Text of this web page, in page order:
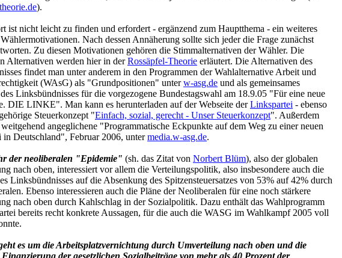
).
ist nicht leicht zu finden und erfordert - ergänzend zum Hauptthema - ein weiteres
Nach dessen Annäherung sollte sich jeder die Frage zunächst
Zu diesen Motivationen gehören die Stimmalternativen der Wähler. Die
Alternativen werden hier in derRossäpfel-Theorie erläutert. Die Alternativen des
findet man unter anderem in den Programmen der Wahlalternative Arbeit und
(WAsG) als "Grundpositionen" unterw-asg.de und als gemeinsames
Linksbündnisses für die vorgezogene Bundestagswahl am 18.9.05 "Für eine neue
DIE LINKE". Man kann es herunterladen auf der Webseite derLinkspartei - ebenso
Steuerkonzept "Einfach, sozial, gerecht - Unser Steuerkonzept". Außerdem
angeglichene "Programmatische Eckpunkte auf dem Weg zu einer neuen
in Deutschland", Februar 2006, untermedia.w-asg.de.
der neoliberalen "Epidemie" (sh. das Zitat von Norbert Blüm), also der globalen
nach oben, interessiert vor allem die Verteilungspolitik, also insbesondere auch die
Linksbündnisses auf die Absenkung des Spitzensteuersatzes von 53% auf 42% durch
Ebenso interessieren auch die Pläne der Neoliberalen für eine noch stärkere
nach oben durch Kahlschlag in der Sozialpolitik. Dazu enthält das Wahlprogramm
bereits recht konkrete Aussagen, für die auch die WASG im Wahlkampf 2005 voll
es um die Arbeitsplatzvernichtung durch Umverteilung nach oben und die
der gesetzlichen Sozialbeiträge von mehr als 40 Prozent der